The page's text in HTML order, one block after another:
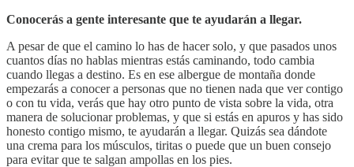
Conocerás a gente interesante que te ayudarán a llegar.
A pesar de que el camino lo has de hacer solo, y que pasados unos
cuantos días no hablas mientras estás caminando, todo cambia
cuando llegas a destino. Es en ese albergue de montaña donde
empezarás a conocer a personas que no tienen nada que ver contigo
o con tu vida, verás que hay otro punto de vista sobre la vida, otra
manera de solucionar problemas, y que si estás en apuros y has sido
honesto contigo mismo, te ayudarán a llegar. Quizás sea dándote
una crema para los músculos, tiritas o puede que un buen consejo
para evitar que te salgan ampollas en los pies.